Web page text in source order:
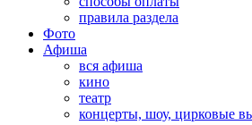
правила раздела
Фото
Афиша
вся афиша
кино
театр
концерты, шоу, цирковые